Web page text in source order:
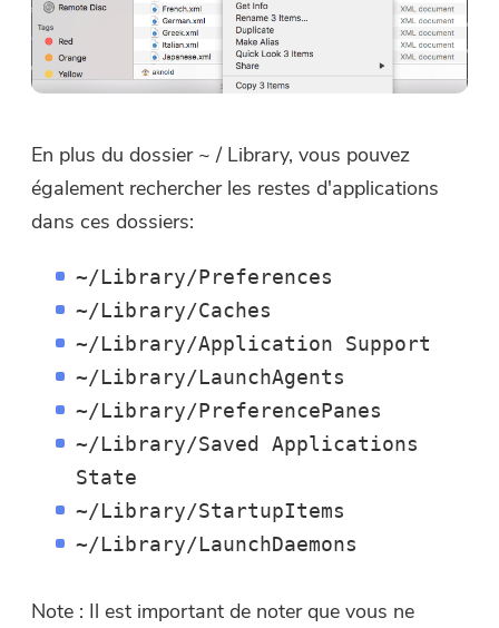
En plus du dossier ~ / Library, vous pouvez
également rechercher les restes d'applications
dans ces dossiers:
~/Library/Preferences
~/Library/Caches
~/Library/Application Support
~/Library/LaunchAgents
~/Library/PreferencePanes
~/Library/Saved Applications
State
~/Library/StartupItems
~/Library/LaunchDaemons
Note : Il est important de noter que vous ne
Abonnez-vous à nos meilleures
offres et à l'actualité des
applications iMyMac.
Conseils chaleureux
Ce logiciel ne peut être
téléchargé et utilisé que sur
Mac. Vous pouvez saisir votre
adresse e-mail pour obtenir le
lien de téléchargement et le code
de réduction. Si vous souhaitez
acheter le logiciel, veuillez
cliquer sur le lien suivant
Veuillez saisir une adresse e-mail